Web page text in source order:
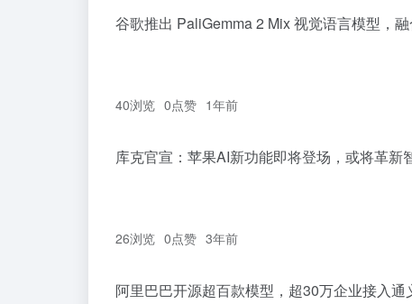
谷歌推出 PaliGemma 2 Mix 视觉语言模型，
40浏览 0点赞 1年前
库克官宣：苹果AI新功能即将登场，或将革新
26浏览 0点赞 3年前
阿里巴巴开源超百款模型，超30万企业接入通